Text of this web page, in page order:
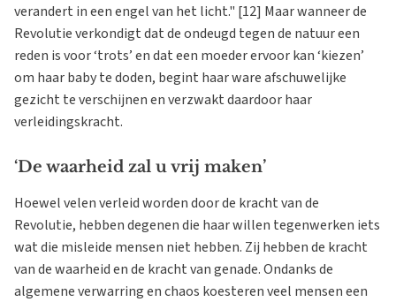
verandert in een engel van het licht." [12] Maar wanneer de
Revolutie verkondigt dat de ondeugd tegen de natuur een
reden is voor ‘trots’ en dat een moeder ervoor kan ‘kiezen’
om haar baby te doden, begint haar ware afschuwelijke
gezicht te verschijnen en verzwakt daardoor haar
verleidingskracht.
‘De waarheid zal u vrij maken’
Hoewel velen verleid worden door de kracht van de
Revolutie, hebben degenen die haar willen tegenwerken iets
wat die misleide mensen niet hebben. Zij hebben de kracht
van de waarheid en de kracht van genade. Ondanks de
algemene verwarring en chaos koesteren veel mensen een